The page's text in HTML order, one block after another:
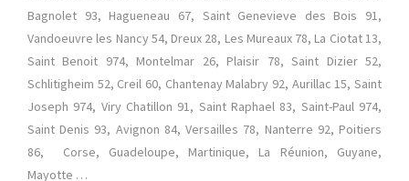
Bagnolet 93, Hagueneau 67, Saint Genevieve des Bois 91,
Vandoeuvre les Nancy 54, Dreux 28, Les Mureaux 78, La Ciotat 13,
Saint Benoit 974, Montelmar 26, Plaisir 78, Saint Dizier 52,
Schlitigheim 52, Creil 60, Chantenay Malabry 92, Aurillac 15, Saint
Joseph 974, Viry Chatillon 91, Saint Raphael 83, Saint-Paul 974,
Saint Denis 93, Avignon 84, Versailles 78, Nanterre 92, Poitiers
86, Corse, Guadeloupe, Martinique, La Réunion, Guyane,
Mayotte …